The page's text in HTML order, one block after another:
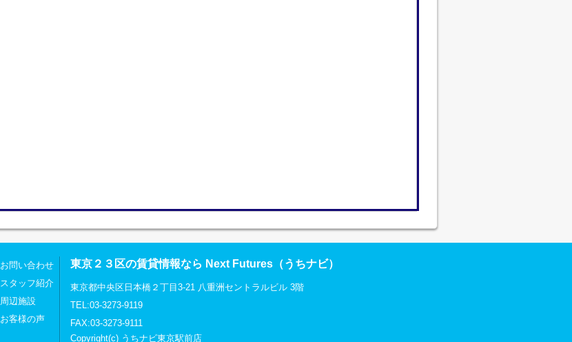
お問い合わせ
スタッフ紹介
周辺施設
お客様の声
東京２３区の賃貸情報なら Next Futures（うちナビ）
東京都中央区日本橋２丁目3-21 八重洲セントラルビル 3階
TEL:03-3273-9119
FAX:03-3273-9111
Copyright(c) うちナビ東京駅前店